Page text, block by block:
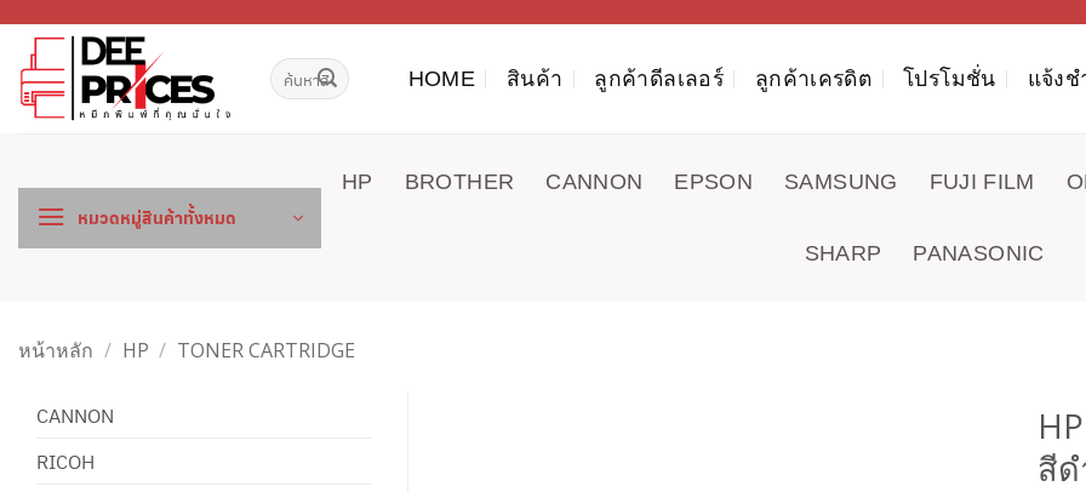
เนื้อหา
ค้นหา: HOME สินค้า ลูกค้าดีลเลอร์ ลูกค้าเครดิต โปรโมชั่น แจ้งช
หมวดหมู่สินค้าทั้งหมด
HP BROTHER CANNON EPSON SAMSUNG FUJI FILM
SHARP PANASONIC
หน้าหลัก / HP / TONER CARTRIDGE
CANNON
RICOH
สีด